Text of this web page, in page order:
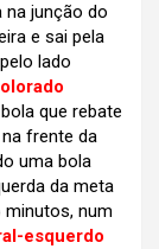
junção do
e sai pela
lado
que rebate
frente da
uma bola
da meta
minutos, num
esquerdo